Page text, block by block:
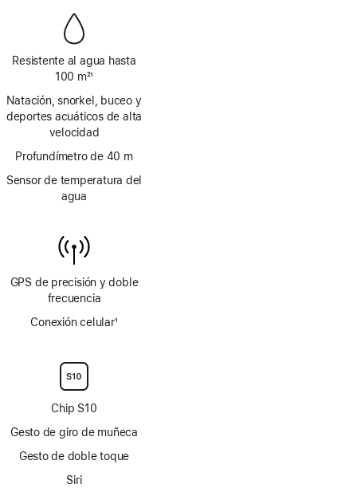
Resistente al agua hasta
100 m
pie
página
21
Natación, snorkel, buceo y
deportes acuáticos de alta
velocidad
Profundímetro de 40 m
Sensor de temperatura del
agua
GPS de precisión y doble
frecuencia
Conexión celular
página
1
Chip S10
Gesto de giro de muñeca
Gesto de doble toque
Siri